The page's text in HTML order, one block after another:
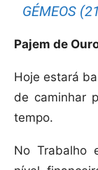
GÉMEOS
Pajem de
Hoje estará
de caminhar
tempo.
No Trabalho